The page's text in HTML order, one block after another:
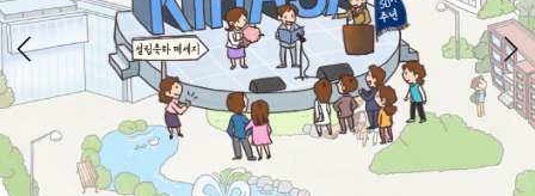
기록물 아카이브
사진 아카이브 문서 기록물 행정박물 영상 기록물
50+1 주년 기념
성과 50선 숫자로 보는 50년 50
주년 광장